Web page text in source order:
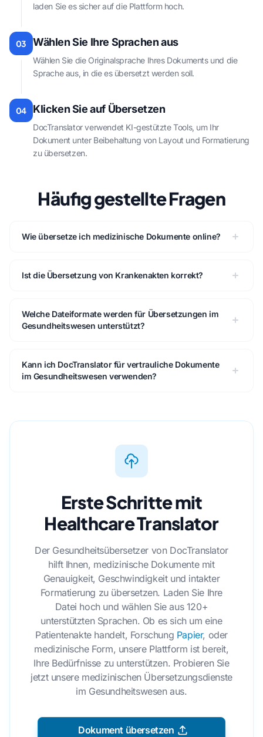
laden Sie es sicher auf die Plattform hoch.
03 Wählen Sie Ihre Sprachen aus
Wählen Sie die Originalsprache Ihres Dokuments und die
Sprache aus, in die es übersetzt werden soll.
04 Klicken Sie auf Übersetzen
DocTranslator verwendet KI-gestützte Tools, um Ihr
Dokument unter Beibehaltung von Layout und Formatierung
zu übersetzen.
Häufig gestellte Fragen
Wie übersetze ich medizinische Dokumente online?
Ist die Übersetzung von Krankenakten korrekt?
Welche Dateiformate werden für Übersetzungen im
Gesundheitswesen unterstützt?
Kann ich DocTranslator für vertrauliche Dokumente
im Gesundheitswesen verwenden?
Erste Schritte mit
Healthcare Translator
Der Gesundheitsübersetzer von DocTranslator
hilft Ihnen, medizinische Dokumente mit
Genauigkeit, Geschwindigkeit und intakter
Formatierung zu übersetzen. Laden Sie Ihre
Datei hoch und wählen Sie aus 120+
unterstützten Sprachen. Ob es sich um eine
Patientenakte handelt, Forschung Papier, oder
medizinische Form, unsere Plattform ist bereit,
Ihre Bedürfnisse zu unterstützen. Probieren Sie
jetzt unsere medizinischen Übersetzungsdienste
im Gesundheitswesen aus.
Dokument übersetzen